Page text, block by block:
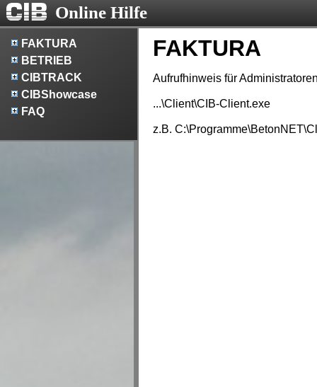
Online Hilfe
FAKTURA
BETRIEB
CIBTRACK
CIBShowcase
FAQ
FAKTURA
Aufrufhinweis für
...\Client\CIB-Client.exe
z.B.